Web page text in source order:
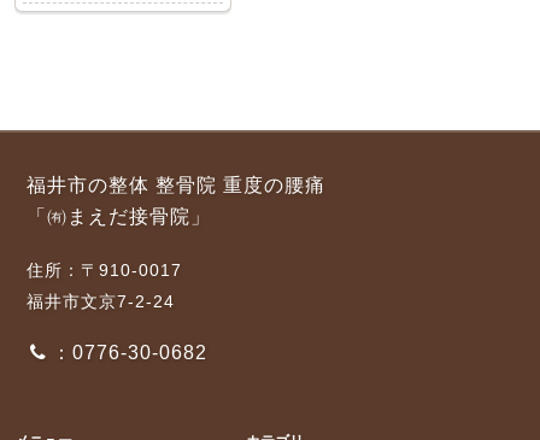
福井市の整体 整骨院 重度の腰痛
「㈲まえだ接骨院」
住所：〒910-0017
福井市文京7-2-24
：0776-30-0682